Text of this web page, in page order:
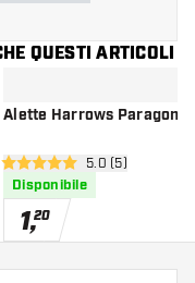
QUESTI ARTICOLI
alla lista dei desideri
Alette Harrows Paragon
apri pannello
5 stelle di valutazione
5.0 (5)
Disponibile
1,20